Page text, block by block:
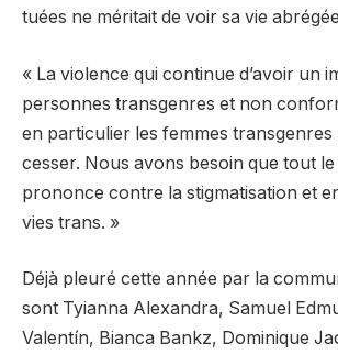
tuées ne méritait de voir sa vie
« La violence qui continue d’avoir un
personnes transgenres et non
en particulier les femmes transgenres
cesser. Nous avons besoin que tout le
prononce contre la stigmatisation et
vies trans. »
Déjà pleuré cette année par la
sont Tyianna Alexandra, Samuel
Valentín, Bianca Bankz, Dominique